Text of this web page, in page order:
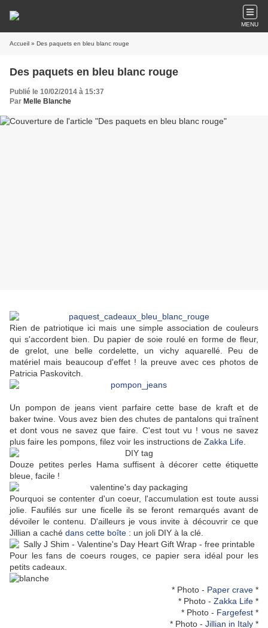
MENU
Accueil » Des paquets en bleu blanc rouge
Des paquets en bleu blanc rouge
Publié le 10/02/2014 à 15:37
Par Melle Blanche
Rien de patriotique ici mais une simple association de couleurs
qui s'accordent bien. Du papier de soie roulé en forme de fleur,
de grelot, une belle cordelette, un vichy aquarellé. Peu de
matériel mais beaucoup d'effet ! la preuve avec ces photos de
Patricia Paskovitch.
Un pompon de jeans vient parfaire cette base de kraft et de
baker twine. Vous avez bien des chutes de pantalons qui traînent
et dont vous ne savez que faire. C'est tout vu ! vous ne savez
plus faire les pompons, filez voir les instructions de Zakka Life
Douze petites perles Hama suffisent à décorer cette étiquette
bleue, facile !
Pourquoi se contenter d'un coeur, l'accumulation est toute aussi
jolie. Faufilés sur une ficelle ils se feront remarqués avant de
dévoiler le contenu. D'ailleurs je vous invite à découvrir ce que
Jillian a caché dans cette boîte : un joli DIY à la clé.
Pour les fans de coeurs rouges, ce papier sera idéal pour les
petits cadeaux.
* Photo - Paper crave *
* Photo - Zakka Life *
* Photo - Fargefest *
* Photo - Jillian in Italy *